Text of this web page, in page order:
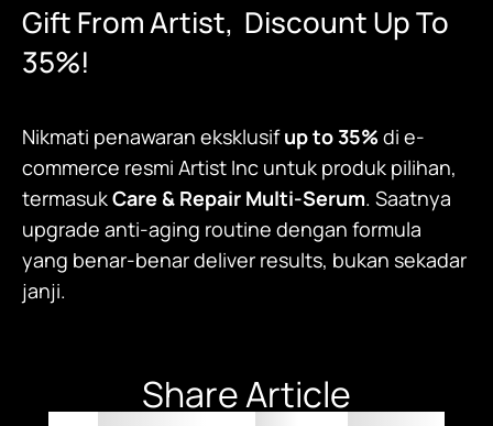
Gift From Artist, Discount Up To
35%!
Nikmati penawaran eksklusifup to 35% di e-
commerce resmi Artist Inc untuk produk pilihan,
termasukCare & Repair Multi-Serum. Saatnya
upgrade anti-aging routine dengan formula
yang benar-benar deliver results, bukan sekadar
janji.
Share Article